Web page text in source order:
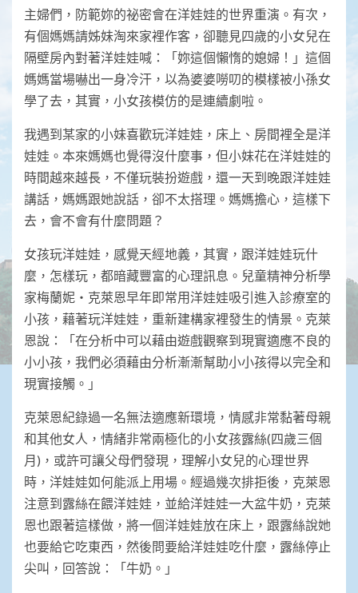
主婦們，防範妳的祕密會在洋娃娃的世界重演。有次，
有個媽媽請姊妹淘來家裡作客，卻聽見四歲的小女兒在
隔壁房內對著洋娃娃喊：「妳這個懶惰的媳婦！」這個
媽媽當場嚇出一身冷汗，以為婆婆嘮叨的模樣被小孫女
學了去，其實，小女孩模仿的是連續劇啦。
我遇到某家的小妹喜歡玩洋娃娃，床上、房間裡全是洋
娃娃。本來媽媽也覺得沒什麼事，但小妹花在洋娃娃的
時間越來越長，不僅玩裝扮遊戲，還一天到晚跟洋娃娃
講話，媽媽跟她說話，卻不太搭理。媽媽擔心，這樣下
去，會不會有什麼問題？
女孩玩洋娃娃，感覺天經地義，其實，跟洋娃娃玩什
麼，怎樣玩，都暗藏豐富的心理訊息。兒童精神分析學
家梅蘭妮‧克萊恩早年即常用洋娃娃吸引進入診療室的
小孩，藉著玩洋娃娃，重新建構家裡發生的情景。克萊
恩說：「在分析中可以藉由遊戲觀察到現實適應不良的
小小孩，我們必須藉由分析漸漸幫助小小孩得以完全和
現實接觸。」
克萊恩紀錄過一名無法適應新環境，情感非常黏著母親
和其他女人，情緒非常兩極化的小女孩露絲(四歲三個
月)，或許可讓父母們發現，理解小女兒的心理世界
時，洋娃娃如何能派上用場。經過幾次排拒後，克萊恩
注意到露絲在餵洋娃娃，並給洋娃娃一大盆牛奶，克萊
恩也跟著這樣做，將一個洋娃娃放在床上，跟露絲說她
也要給它吃東西，然後問要給洋娃娃吃什麼，露絲停止
尖叫，回答說：「牛奶。」